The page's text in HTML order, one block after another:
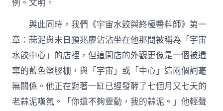
例。文明。
與此同時，我們《宇宙水餃與終極醬料師》第一
章：蒜泥與末日預兆廖沾沾坐在他那間被稱為「宇宙
水餃中心」的店裡，但這間店的外觀更像是一個被遺
棄的藍色塑膠棚，與「宇宙」或「中心」這兩個詞毫
無關係。他正在對著一缸已經發酵了七個月又七天的
老蒜泥嘆氣。「你還不夠靈動，我的蒜泥。」他輕聲